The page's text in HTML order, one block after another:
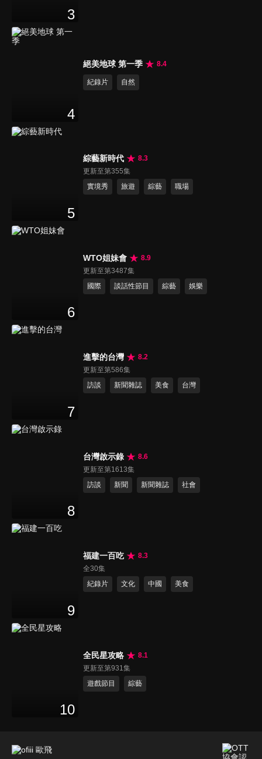
3
4
絕美地球 第一季 8.4
紀錄片 自然
5
綜藝新時代
8.3
更新至第355集
實境秀
旅遊 綜藝 職場
6
WTO姐妹會
8.9
更新至第3487集
國際
談話性節目 綜藝 娛樂
7
進擊的台灣
8.2
更新至第586集
訪談
新聞雜誌 美食 台灣
8
台灣啟示錄
8.6
更新至第1613集
訪談
新聞 新聞雜誌 社會
9
福建一百吃
8.3
全30集
紀錄片
文化 中國 美食
10
全民星攻略
8.1
更新至第931集
遊戲節目
綜藝